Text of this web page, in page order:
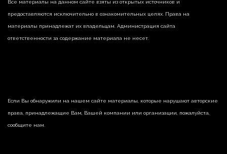
Все материалы на данном сайте взяты из открытых источников и
предоставляются исключительно в ознакомительных целях. Права на
материалы принадлежат их владельцам. Администрация сайта
ответственности за содержание материала не несет.
Если Вы обнаружили на нашем сайте материалы, которые нарушают авторские
права, принадлежащие Вам, Вашей компании или организации, пожалуйста,
сообщите нам.